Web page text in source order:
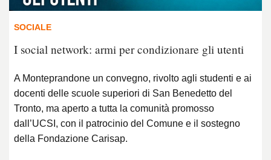
SOCIALE
I social network: armi per condizionare gli utenti
A Monteprandone un convegno, rivolto agli studenti e ai
docenti delle scuole superiori di San Benedetto del
Tronto, ma aperto a tutta la comunità promosso
dall’UCSI, con il patrocinio del Comune e il sostegno
della Fondazione Carisap.